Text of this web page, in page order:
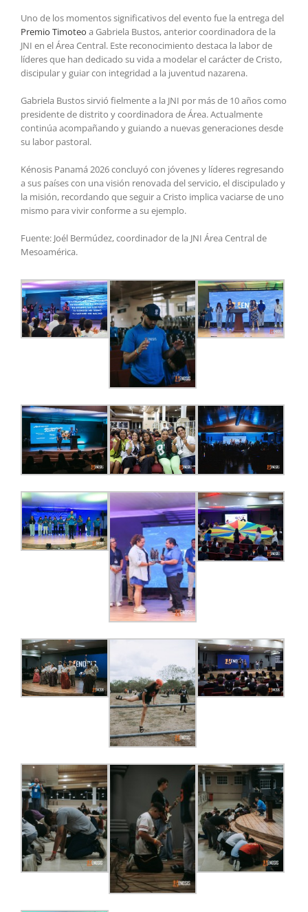
Uno de los momentos significativos del evento fue la entrega del
Premio Timoteo a Gabriela Bustos, anterior coordinadora de la
JNI en el Área Central. Este reconocimiento destaca la labor de
líderes que han dedicado su vida a modelar el carácter de Cristo,
discipular y guiar con integridad a la juventud nazarena.
Gabriela Bustos sirvió fielmente a la JNI por más de 10 años como
presidente de distrito y coordinadora de Área. Actualmente
continúa acompañando y guiando a nuevas generaciones desde
su labor pastoral.
Kénosis Panamá 2026 concluyó con jóvenes y líderes regresando
a sus países con una visión renovada del servicio, el discipulado y
la misión, recordando que seguir a Cristo implica vaciarse de uno
mismo para vivir conforme a su ejemplo.
Fuente: Joél Bermúdez, coordinador de la JNI Área Central de
Mesoamérica.